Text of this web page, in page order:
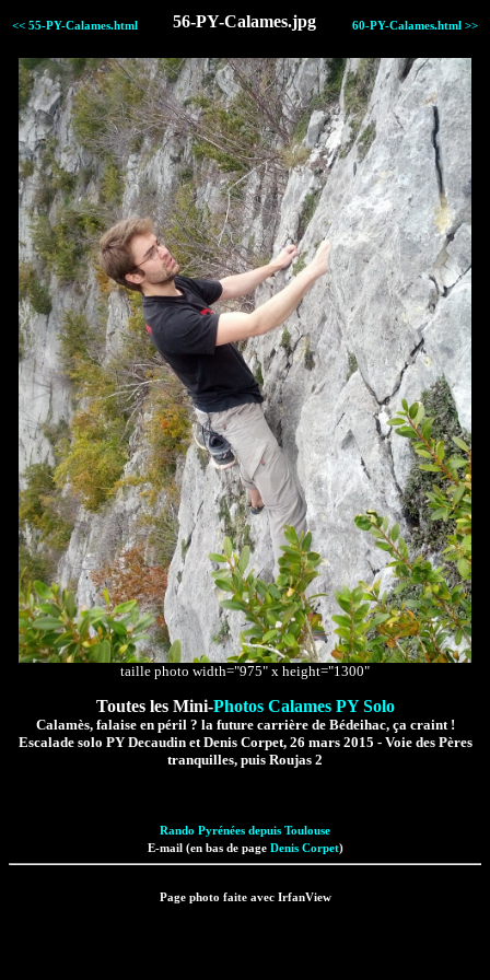
<< 55-PY-Calames.html 56-PY-Calames.jpg 60-PY-Calames.html >>
taille photo width="975" x height="1300"
Toutes les Mini-Photos Calames PY Solo
Calamès, falaise en péril ? la future carrière de Bédeihac, ça craint !
Escalade solo PY Decaudin et Denis Corpet, 26 mars 2015 - Voie des Pères
tranquilles, puis Roujas 2
Rando Pyrénées depuis Toulouse
E-mail (en bas de page Denis Corpet)
Page photo faite avec IrfanView